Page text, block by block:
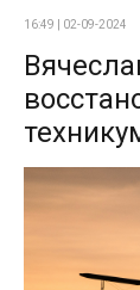
16:49 | 02-09-2024